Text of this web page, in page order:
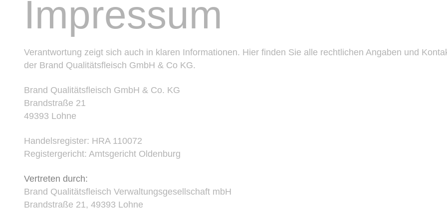
Impressum
Verantwortung zeigt sich auch in klaren Informationen. Hier finden Sie alle rechtlichen Angaben und
der Brand Qualitätsfleisch GmbH & Co KG.
Brand Qualitätsfleisch GmbH & Co. KG
Brandstraße 21
49393 Lohne
Handelsregister: HRA 110072
Registergericht: Amtsgericht Oldenburg
Vertreten durch:
Brand Qualitätsfleisch Verwaltungsgesellschaft mbH
Brandstraße 21, 49393 Lohne